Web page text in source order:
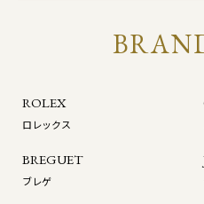
ROLEX
ロレックス
BREGUET
ブレゲ